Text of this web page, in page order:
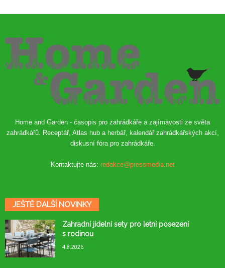
Home and Garden - časopis pro zahrádkáře a zajímavosti ze světa
zahrádkářů. Receptář, Atlas hub a herbář, kalendář zahrádkářských akcí,
diskusní fóra pro zahrádkáře.
Kontaktujte nás: redakce@pressmedia.net
JEŠTĚ DALŠÍ NOVINKY
Zahradní jídelní sety pro letní posezení
s rodinou
4.8.2026